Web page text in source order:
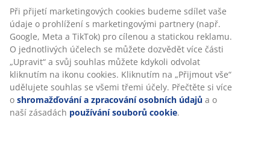
Při přijetí marketingových cookies budeme sdílet vaše
údaje o prohlížení s marketingovými partnery (např.
Google, Meta a TikTok) pro cílenou a statickou reklamu.
O jednotlivých účelech se můžete dozvědět více části
„Upravit“ a svůj souhlas můžete kdykoli odvolat
kliknutím na ikonu cookies. Kliknutím na „Přijmout vše“
udělujete souhlas se všemi třemi účely. Přečtěte si více
o shromažďování a zpracování osobních údajů a o
naší zásadách používání souborů cookie.